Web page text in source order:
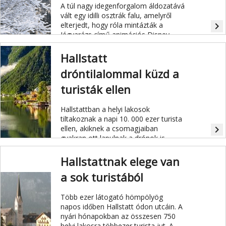
A túl nagy idegenforgalom áldozatává
vált egy idilli osztrák falu, amelyről
elterjedt, hogy róla mintázták a
Jégvarázs című animációs Disney-
kasszasiker királyságát, Arendellét.
navigate_next
Hallstatt
dróntilalommal küzd a
turisták ellen
Hallstattban a helyi lakosok
tiltakoznak a napi 10. 000 ezer turista
ellen, akiknek a csomagjaiban
gyakran ott lapulnak a drónok is.
navigate_next
Hallstattnak elege van
a sok turistából
Több ezer látogató hömpölyög
napos időben Hallstatt ódon utcáin. A
nyári hónapokban az összesen 750